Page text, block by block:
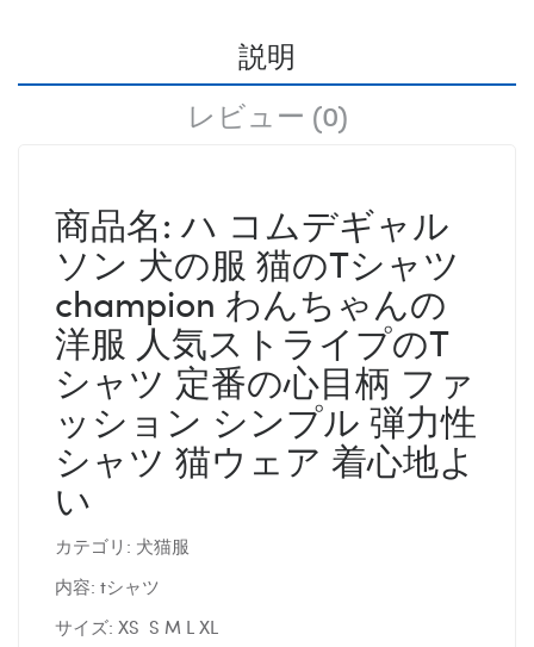
説明
レビュー (0)
商品名: ハ コムデギャル
ソン 犬の服 猫のTシャツ
champion わんちゃんの
洋服 人気ストライプのT
シャツ 定番の心目柄 ファ
ッション シンプル 弾力性
シャツ 猫ウェア 着心地よ
い
カテゴリ: 犬猫服
内容: tシャツ
サイズ: XS S M L XL